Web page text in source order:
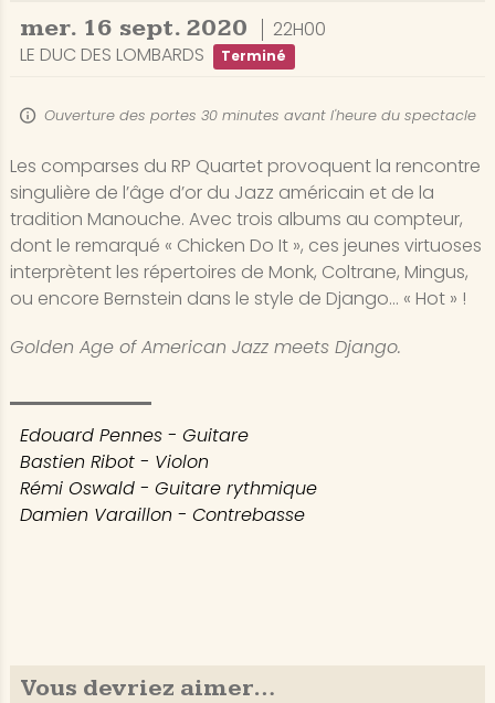
mer. 16 sept. 2020
22H00
LE DUC DES LOMBARDS
Terminé
Ouverture des portes 30 minutes avant l'heure du spectacle
Les comparses du RP Quartet provoquent la rencontre
singulière de l’âge d’or du Jazz américain et de la
tradition Manouche. Avec trois albums au compteur,
dont le remarqué « Chicken Do It », ces jeunes virtuoses
interprètent les répertoires de Monk, Coltrane, Mingus,
ou encore Bernstein dans le style de Django... « Hot » !
Golden Age of American Jazz meets Django.
Edouard Pennes - Guitare
Bastien Ribot - Violon
Rémi Oswald - Guitare rythmique
Damien Varaillon - Contrebasse
Vous devriez aimer…